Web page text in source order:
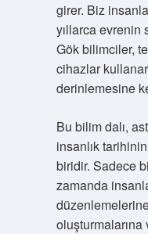
girer. Biz
yıllarca evrenin
Gök bilimciler,
cihazlar
derinlemesine
Bu bilim dalı,
insanlık
biridir. Sadece
zamanda